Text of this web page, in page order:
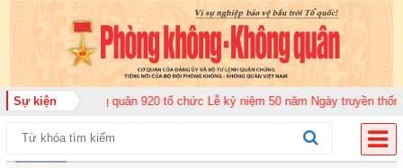
Sự kiện
đoàn Không quân 920 tổ chức Lễ kỷ niệm 50 năm Ngày truyền thống